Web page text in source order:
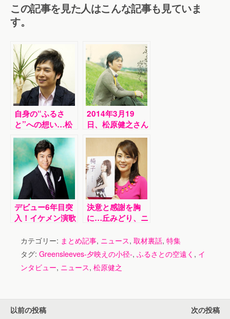
この記事を見た人はこんな記事も見ていま
す。
自身の“ふるさ
と”への想い…松
原健之（まつばら
たけし）、ニュー
シングル「ふるさ
との空遠く」発売
記念インタビュー
2014年3月19
日、松原健之さん
が新曲を発売しま
デビュー6年目突
入！イケメン演歌
さんに取材を行い
ました！
決意と感謝を胸
に…丘みどり、ニ
子」発売記念イン
タビュー
カテゴリー: まとめ記事, ニュース, 取材裏話, 特集
タグ: Greensleeves-夕映えの小径-, ふるさとの空遠く , イ
ンタビュー, ニュース, 松原健之
以前の投稿 次の投稿